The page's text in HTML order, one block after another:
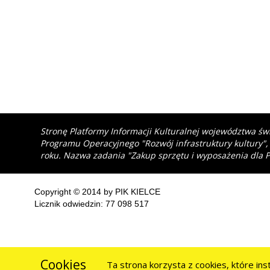
Stronę Platformy Informacji Kulturalnej województwa
Programu Operacyjnego "Rozwój infrastruktury
roku. Nazwa zadania "Zakup sprzętu i wyposażenia
Copyright © 2014 by PIK KIELCE
Licznik odwiedzin: 77 098 517
Cookies Ta strona korzysta z cookies, które